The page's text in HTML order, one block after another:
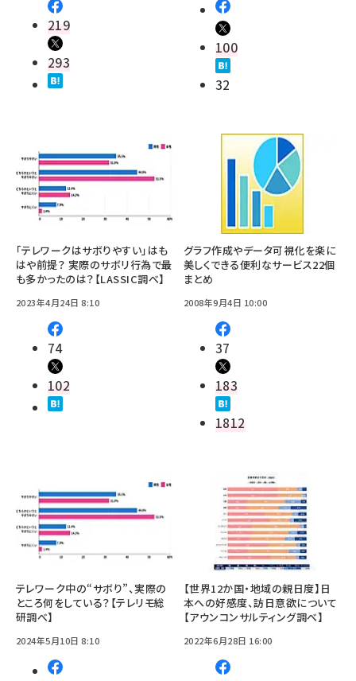
219
293
100
32
「テレワークはサボりやすい」はも
はや前提？ 実際のサボリ行為で最
も多かったのは？【LASSIC調べ】
2023年4月24日 8:10
74
102
グラフ作成やデータ可視化を楽に
美しくできる便利なサービス22個
まとめ
2008年9月4日 10:00
37
183
1812
テレワーク中の“サボり”、実際の
ところ何をしている？【テレリモ総
研調べ】
2024年5月10日 8:10
【世界12か国・地域の親日度】日
本への好感度、訪日意欲について
【アウンコンサルティング調べ】
2022年6月28日 16:00